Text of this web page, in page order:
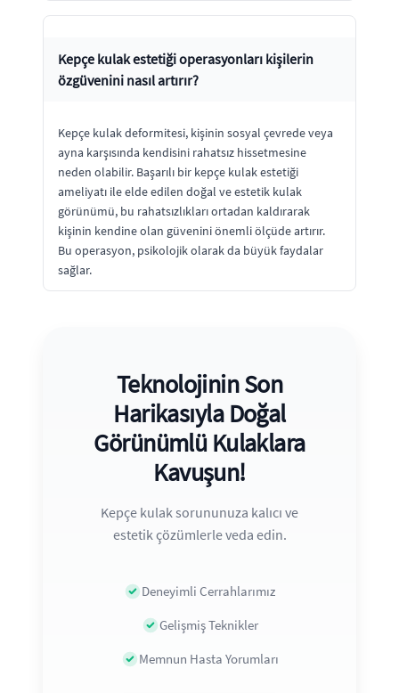
Kepçe kulak estetiği operasyonları kişilerin
özgüvenini nasıl artırır?
Kepçe kulak deformitesi, kişinin sosyal çevrede veya
ayna karşısında kendisini rahatsız hissetmesine
neden olabilir. Başarılı bir kepçe kulak estetiği
ameliyatı ile elde edilen doğal ve estetik kulak
görünümü, bu rahatsızlıkları ortadan kaldırarak
kişinin kendine olan güvenini önemli ölçüde artırır.
Bu operasyon, psikolojik olarak da büyük faydalar
sağlar.
Teknolojinin Son
Harikasıyla Doğal
Görünümlü Kulaklara
Kavuşun!
Kepçe kulak sorununuza kalıcı ve
estetik çözümlerle veda edin.
Deneyimli Cerrahlarımız
Gelişmiş Teknikler
Memnun Hasta Yorumları